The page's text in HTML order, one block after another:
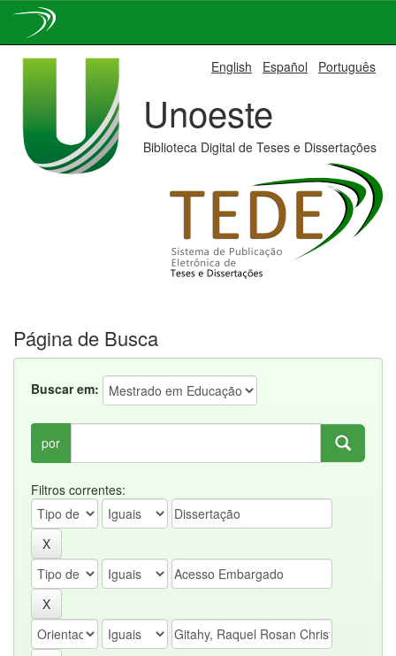
English Español Português
Unoeste
Biblioteca Digital de Teses e Dissertações
Página de Busca
Buscar em:
por
Filtros correntes: